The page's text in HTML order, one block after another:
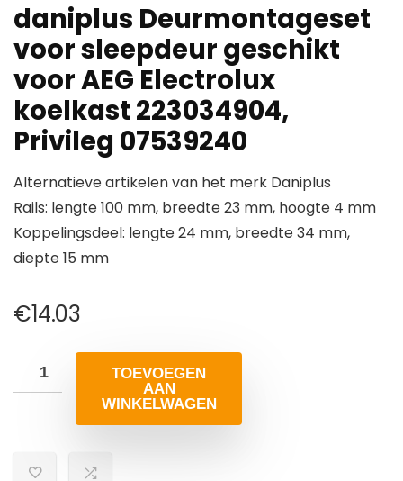
daniplus Deurmontageset
voor sleepdeur geschikt
voor AEG Electrolux
koelkast 223034904,
Privileg 07539240
Alternatieve artikelen van het merk Daniplus
Rails: lengte 100 mm, breedte 23 mm, hoogte 4 mm
Koppelingsdeel: lengte 24 mm, breedte 34 mm,
diepte 15 mm
€14.03
TOEVOEGEN
AAN
WINKELWAGEN